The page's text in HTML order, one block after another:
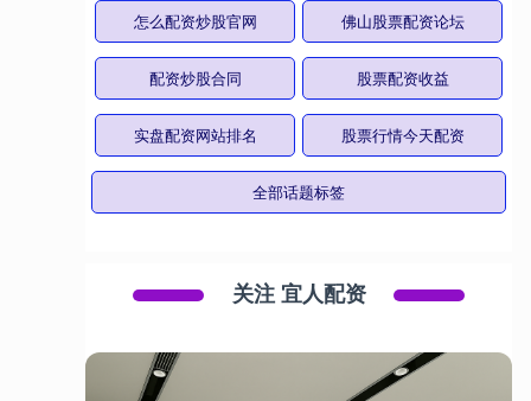
怎么配资炒股官网 佛山股票配资论坛
配资炒股合同 股票配资收益
实盘配资网站排名 股票行情今天配资
全部话题标签
关注 宜人配资